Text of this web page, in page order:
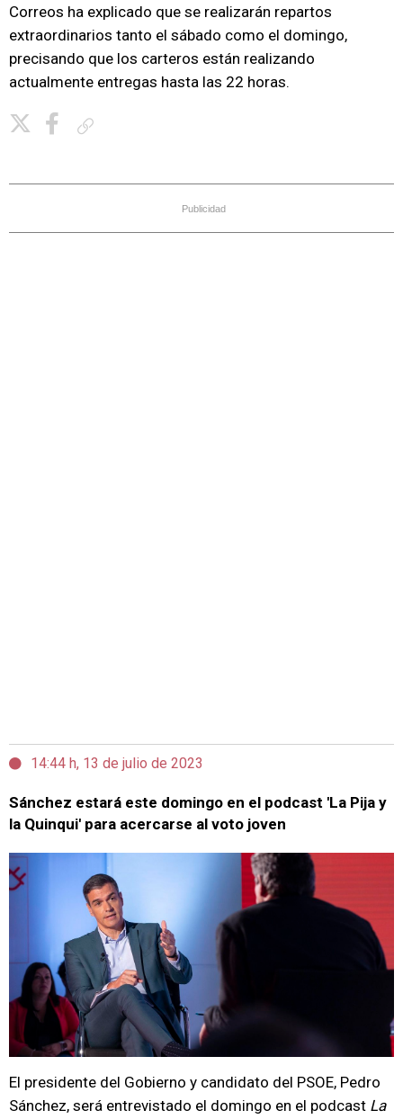
Correos ha explicado que se realizarán repartos
extraordinarios tanto el sábado como el domingo,
precisando que los carteros están realizando
actualmente entregas hasta las 22 horas.
Publicidad
14:44 h, 13 de julio de 2023
Sánchez estará este domingo en el podcast 'La Pija y
la Quinqui' para acercarse al voto joven
El presidente del Gobierno y candidato del PSOE, Pedro
Sánchez, será entrevistado el domingo en el podcast La